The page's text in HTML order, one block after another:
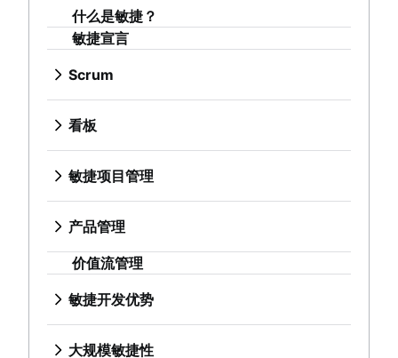
冲刺规划工具
冲刺演示
项目时间线软件
工作流管理工具
项目依赖关系
任务管理仪表板
快速跟进
斐波那契故事点
产品管理与项目管理
截止日期管理
项目管理技能
工作量管理
免费的项目管理软件
冲刺规划
敏捷仪式
产品待办事项
冲刺审查
每日短会
Scrum 大师
Agile Retrospectives
Scrum 角色
Scrum 群集
敏捷 Scrum 工件
Jira 和 Confluence 中的 Scrum
待办事项列表优化
Scrum 大师与项目经理
什么是看板？
看板
看板与 Scrum 对比分析
Kanplan
看板卡
敏捷项目管理
什么是敏捷项目管理？
人工智能工作流自动化
长篇故事、故事和计划
敏捷长篇故事
用户故事
故事点和估算
任务管理工具
敏捷开发指标
免费的项目管理软件
项目集经理与项目经理对比分析
项目基线
产品管理
什么是产品管理？
新任产品经理的建议
敏捷路线图
产品路线图演示
产品要求
产品分析
产品开发
远程产品管理
产品发现
价值流管理
敏捷开发优势
敏捷竞争优势
敏捷思维
实现敏捷
大规模敏捷性
管理敏捷项目组合
敏捷目标和关键成果 (OKR)
长期敏捷规划
Scaled Agile Framework
软件开发
什么是软件开发？
敏捷设计
什么是敏捷设计？
什么是敏捷？
敏捷宣言
Scrum
什么是 Scrum？
产品待办事项
冲刺审查
每日短会
Agile Retrospectives
分布式 Scrum
Scrum 角色
Scrum 群集
敏捷 Scrum 工件
看板
什么是看板？
看板
WIP 限制
Kanplan
看板卡
敏捷项目管理
什么是敏捷项目管理？
敏捷方法与瀑布式方法对比分析
人工智能工作流自动化
敏捷长篇故事
用户故事
故事点和估算
产品管理
什么是产品管理？
产品路线图
产品经理
新任产品经理的建议
产品路线图演示
价值流管理
敏捷开发优势
敏捷的优势是什么？
从业务战略到开发
大规模敏捷性